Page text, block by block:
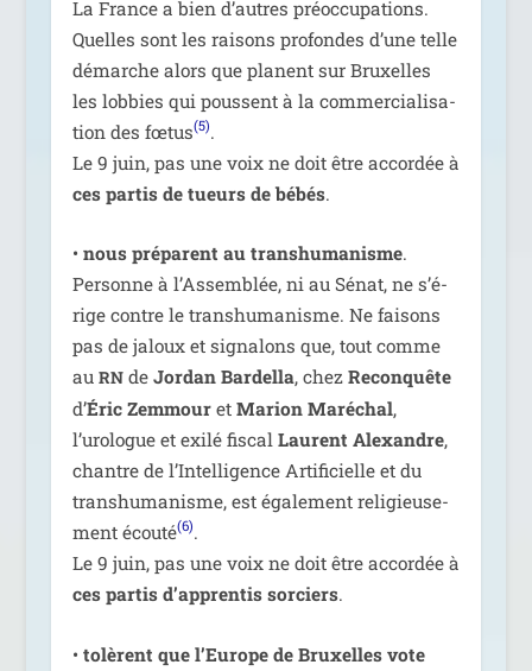
La France a bien d’autres pré­oc­cu­pa­tions.
Quelles sont les rai­sons pro­fondes d’une telle
démarche alors que planent sur Bruxelles
les lob­bies qui poussent à la com­mer­cia­li­sa­
tion des fœtus(5).
Le 9 juin, pas une voix ne doit être accor­dée à
ces par­tis de tueurs de bébés.
• nous pré­parent au trans­hu­ma­nisme.
Personne à l’Assemblée, ni au Sénat, ne s’é­
rige contre le trans­hu­ma­nisme. Ne fai­sons
pas de jaloux et signa­lons que, tout comme
au RNde Jordan Bardella, chez Reconquête
d’Éric Zemmouret Marion Maréchal,
l’urologue et exi­lé fis­cal Laurent Alexandre,
chantre de l’Intelligence Artificielle et du
trans­hu­ma­nisme, est éga­le­ment reli­gieu­se­
ment écou­té(6).
Le 9 juin, pas une voix ne doit être accor­dée à
ces par­tis d’ap­pren­tis sor­ciers.
• tolèrent que l’Europe de Bruxelles vote